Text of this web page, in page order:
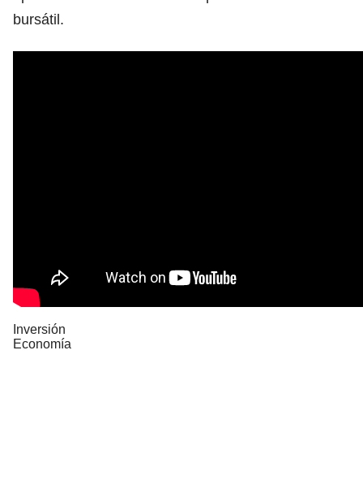
bursátil.
Inversión
Economía